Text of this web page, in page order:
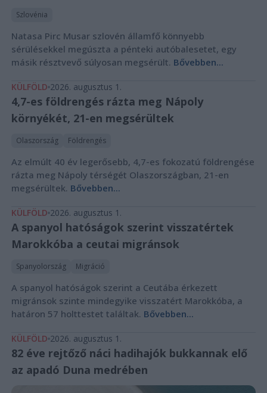
Szlovénia
Natasa Pirc Musar szlovén államfő könnyebb
sérülésekkel megúszta a pénteki autóbalesetet, egy
másik résztvevő súlyosan megsérült. Bővebben...
KÜLFÖLD 2026. augusztus 1.
4,7-es földrengés rázta meg Nápoly
környékét, 21-en megsérültek
Olaszország Földrengés
Az elmúlt 40 év legerősebb, 4,7-es fokozatú földrengése
rázta meg Nápoly térségét Olaszországban, 21-en
megsérültek. Bővebben...
KÜLFÖLD 2026. augusztus 1.
A spanyol hatóságok szerint visszatértek
Marokkóba a ceutai migránsok
Spanyolország Migráció
A spanyol hatóságok szerint a Ceutába érkezett
migránsok szinte mindegyike visszatért Marokkóba, a
határon 57 holttestet találtak. Bővebben...
KÜLFÖLD 2026. augusztus 1.
82 éve rejtőző náci hadihajók bukkannak elő
az apadó Duna medrében